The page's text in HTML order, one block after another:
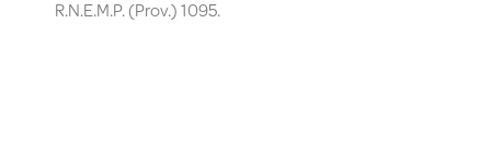
R.N.E.M.P. (Prov.) 1095.